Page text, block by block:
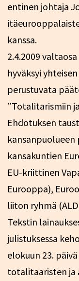
entinen johtaja
kanssa.
2.4.2009
hyväksyi
perustuvata
”Totalitarismiin
Ehdotuksen
kansakuntien
EU-kriittinen
Eurooppa),
liiton ryhmä
Tekstin
julistuksessa
elokuun 23.
totalitaaristen ja